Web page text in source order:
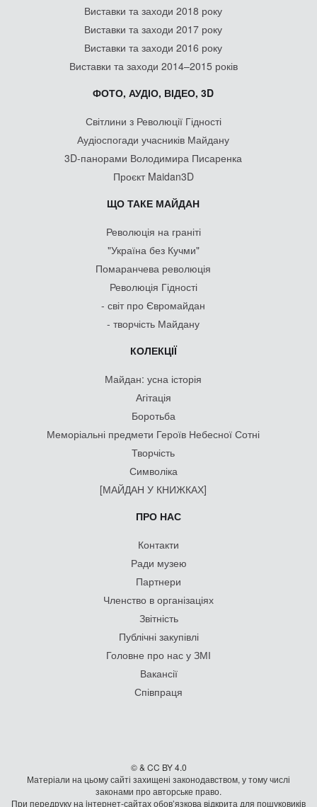
Виставки та заходи 2018 року
Виставки та заходи 2017 року
Виставки та заходи 2016 року
Виставки та заходи 2014–2015 років
ФОТО, АУДІО, ВІДЕО, 3D
Світлини з Революції Гідності
Аудіоспогади учасників Майдану
3D-панорами Володимира Писаренка
Проєкт Maidan3D
ЩО ТАКЕ МАЙДАН
Революція на граніті
"Україна без Кучми"
Помаранчева революція
Революція Гідності
- світ про Євромайдан
- творчість Майдану
КОЛЕКЦІЇ
Майдан: усна історія
Агітація
Боротьба
Меморіальні предмети Героїв Небесної Сотні
Творчість
Символіка
[МАЙДАН У КНИЖКАХ]
ПРО НАС
Контакти
Ради музею
Партнери
Членство в організаціях
Звітність
Публічні закупівлі
Головне про нас у ЗМІ
Вакансії
Співпраця
© & CC BY 4.0
Матеріали на цьому сайті захищені законодавством, у тому числі
законами про авторське право.
При передруку на iнтернет-сайтах обов’язкова відкрита для пошуковиків